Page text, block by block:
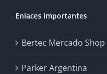
Enlaces Importantes
Bertec Mercado Shop
Parker Argentina